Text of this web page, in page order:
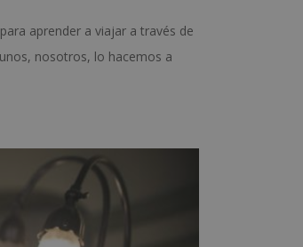
aprender a viajar a través de
nosotros, lo hacemos a